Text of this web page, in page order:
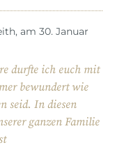
am 30. Januar
durfte ich euch mit
bewundert wie
seid. In diesen
ganzen Familie